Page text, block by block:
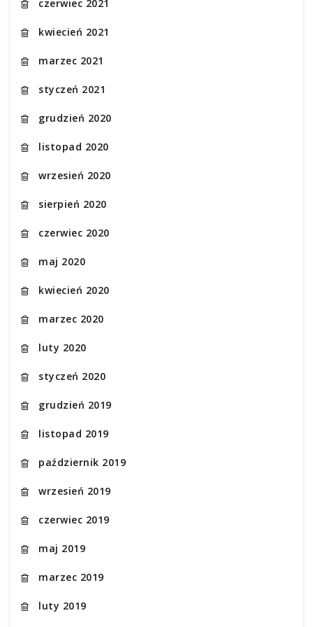
czerwiec 2021
kwiecień 2021
marzec 2021
styczeń 2021
grudzień 2020
listopad 2020
wrzesień 2020
sierpień 2020
czerwiec 2020
maj 2020
kwiecień 2020
marzec 2020
luty 2020
styczeń 2020
grudzień 2019
listopad 2019
październik 2019
wrzesień 2019
czerwiec 2019
maj 2019
marzec 2019
luty 2019